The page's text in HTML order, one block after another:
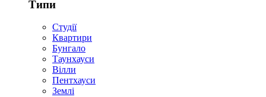
Типи
Студії
Квартири
Бунгало
Таунхауси
Вілли
Пентхауси
Землі